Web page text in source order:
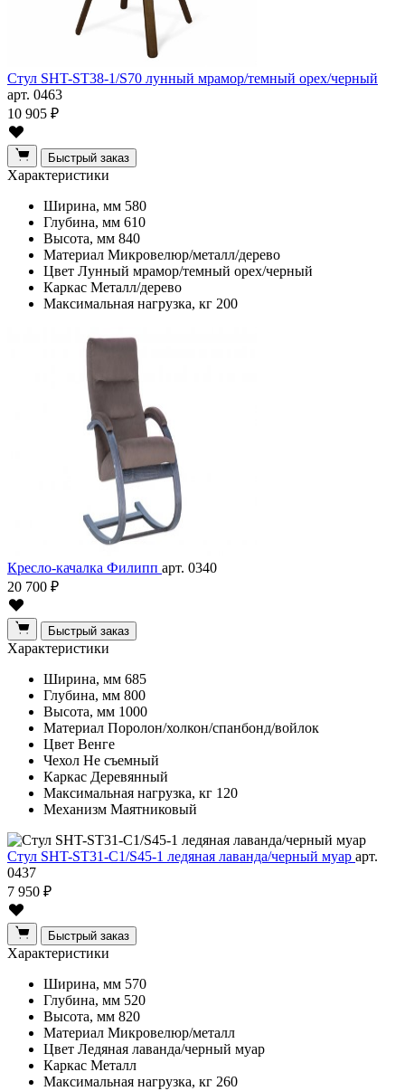
Стул SHT-ST38-1/S70 лунный мрамор/темный орех/черный
арт. 0463
10 905 ₽
Быстрый заказ
Характеристики
Ширина, мм 580
Глубина, мм 610
Высота, мм 840
Материал Микровелюр/металл/дерево
Цвет Лунный мрамор/темный орех/черный
Каркас Металл/дерево
Максимальная нагрузка, кг 200
Кресло-качалка Филипп арт. 0340
20 700 ₽
Быстрый заказ
Характеристики
Ширина, мм 685
Глубина, мм 800
Высота, мм 1000
Материал Поролон/холкон/спанбонд/войлок
Цвет Венге
Чехол Не съемный
Каркас Деревянный
Максимальная нагрузка, кг 120
Механизм Маятниковый
Стул SHT-ST31-C1/S45-1 ледяная лаванда/черный муар арт.
0437
7 950 ₽
Быстрый заказ
Характеристики
Ширина, мм 570
Глубина, мм 520
Высота, мм 820
Материал Микровелюр/металл
Цвет Ледяная лаванда/черный муар
Каркас Металл
Максимальная нагрузка, кг 260